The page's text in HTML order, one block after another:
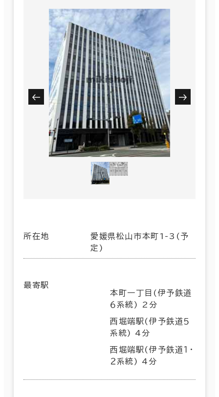
所在地
愛媛県松山市本町1-3(予
定)
最寄駅
本町一丁目(伊予鉄道
６系統) 2分
西堀端駅(伊予鉄道５
系統) 4分
西堀端駅(伊予鉄道１・
２系統) 4分